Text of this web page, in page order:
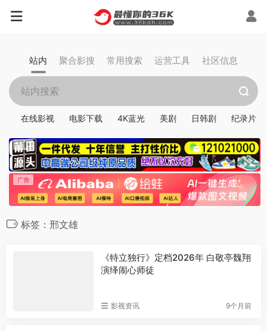
站内 聚合影搜 常用搜索 运营工具 社区信息
在线影视 电影下载 4K蓝光 美剧 日韩剧 纪录片
标签：邢文雄
《特立独行》定档2026年 白敬亭魏翔
演绎闹心师徒
影视资讯 9个月前